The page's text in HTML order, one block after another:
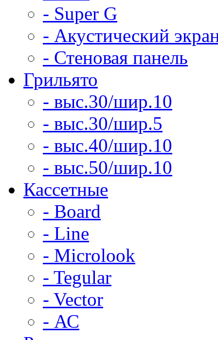
- Super G
- Акустический
- Стеновая панель
Грильято
- выс.30/шир.10
- выс.30/шир.5
- выс.40/шир.10
- выс.50/шир.10
Кассетные
- Board
- Line
- Microlook
- Tegular
- Vector
- АС